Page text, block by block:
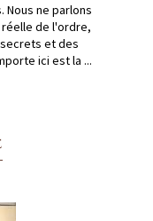
Nous ne parlons
de l'ordre,
et des
ici est la ...